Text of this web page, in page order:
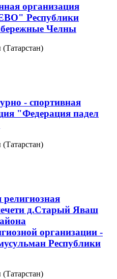
организация
Республики
Челны
(Татарстан)
- спортивная
"Федерация падел
(Татарстан)
д.Старый Яваш
организации -
Республики
(Татарстан)